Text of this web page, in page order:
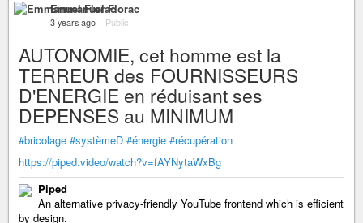
Emmanuel Florac
3 years ago – Public
AUTONOMIE, cet homme est la
TERREUR des FOURNISSEURS
D'ENERGIE en réduisant ses
DEPENSES au MINIMUM
#bricolage #systèmeD #énergie #récupération
https://piped.video/watch?v=fAYNytaWxBg
Piped
An alternative privacy-friendly YouTube frontend which is efficient
by design.